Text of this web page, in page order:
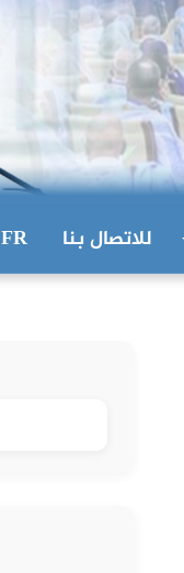
للاتصال بنا FR